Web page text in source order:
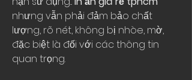
nhưng vẫn phải đảm bảo chất
lượng, rõ nét, không bị nhòe, mờ,
đặc biệt là đối với các thông tin
quan trọng.